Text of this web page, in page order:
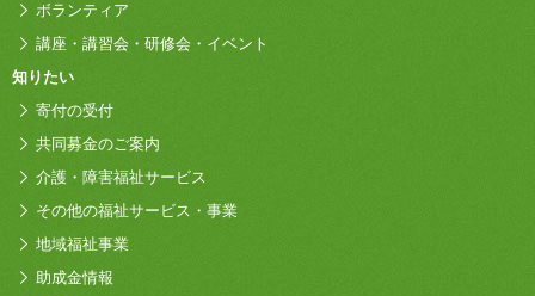
ボランティア
講座・講習会・研修会・イベント
知りたい
寄付の受付
共同募金のご案内
介護・障害福祉サービス
その他の福祉サービス・事業
地域福祉事業
助成金情報